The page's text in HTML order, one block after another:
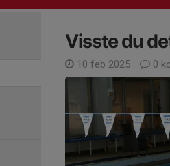
Visste du
10 feb 2025 0